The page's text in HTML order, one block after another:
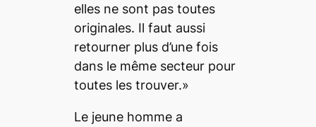
elles ne sont pas toutes
originales. Il faut aussi
retourner plus d’une fois
dans le même secteur pour
toutes les trouver.»
Le jeune homme a